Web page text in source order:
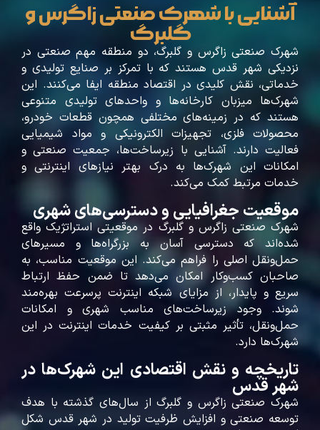
آشنایی با شهرک صنعتی زاگرس و
گلبرگ
شهرک صنعتی زاگرس و گلبرگ، دو منطقه مهم صنعتی در
نزدیکی شهر قدس هستند که با تمرکز بر صنایع تولیدی و
خدماتی، نقش کلیدی در اقتصاد منطقه ایفا می‌کنند. این
شهرک‌ها میزبان کارخانه‌ها و واحدهای تولیدی متنوعی
هستند که در زمینه‌های مختلفی همچون قطعات خودرو،
محصولات فلزی، تجهیزات الکترونیکی و مواد شیمیایی
فعالیت دارند. آشنایی با زیرساخت‌ها، جمعیت صنعتی و
امکانات این شهرک‌ها به درک بهتر نیازهای اینترنتی و
خدمات مرتبط کمک می‌کند.
موقعیت جغرافیایی و دسترسی‌های شهری
شهرک صنعتی زاگرس و گلبرگ در موقعیتی استراتژیک واقع
شده‌اند که دسترسی آسان به بزرگراه‌ها و مسیرهای
حمل‌ونقل اصلی را فراهم می‌کند. این موقعیت مناسب، به
صاحبان کسب‌وکار امکان می‌دهد تا ضمن حفظ ارتباط
سریع و پایدار، از مزایای شبکه اینترنت پرسرعت بهره‌مند
شوند. وجود زیرساخت‌های مناسب شهری و امکانات
حمل‌ونقل، تأثیر مثبتی بر کیفیت خدمات اینترنت در این
شهرک‌ها دارد.
تاریخچه و نقش اقتصادی این شهرک‌ها در
شهر قدس
شهرک صنعتی زاگرس و گلبرگ از سال‌های گذشته با هدف
توسعه صنعتی و افزایش ظرفیت تولید در شهر قدس شکل